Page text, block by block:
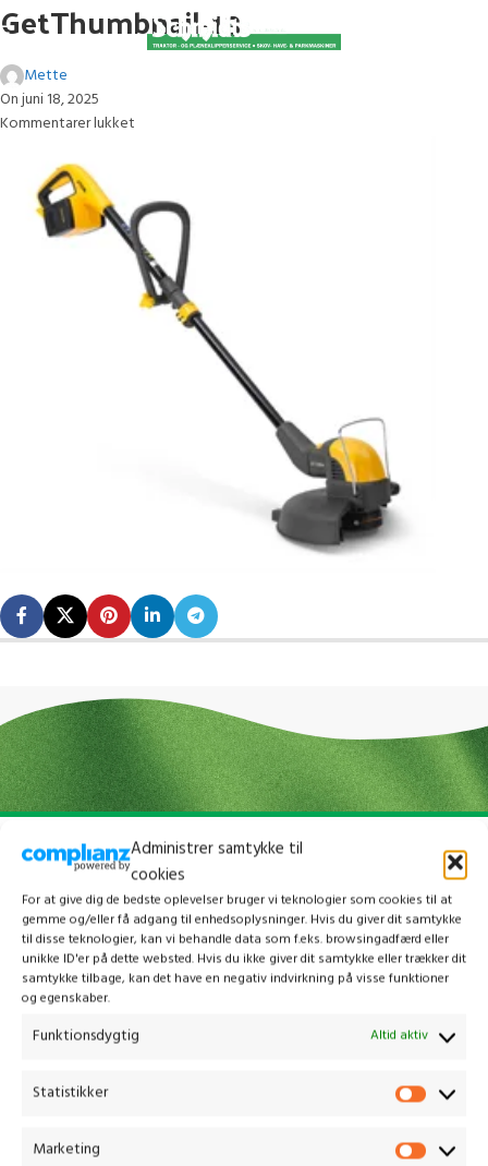
Administrer samtykke til
cookies
For at give dig de bedste oplevelser bruger vi teknologier som cookies til at
gemme og/eller få adgang til enhedsoplysninger. Hvis du giver dit samtykke
til disse teknologier, kan vi behandle data som f.eks. browsingadfærd eller
unikke ID'er på dette websted. Hvis du ikke giver dit samtykke eller trækker dit
samtykke tilbage, kan det have en negativ indvirkning på visse funktioner
og egenskaber.
Funktionsdygtig Altid aktiv
Statistikker
Marketing
GetThumbnail-13
Mette
On juni 18, 2025
Kommentarer lukket